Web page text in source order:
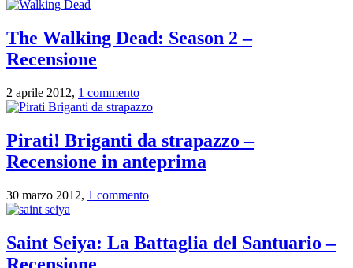
The Walking Dead: Season 2 –
Recensione
2 aprile 2012, 1 commento
Pirati! Briganti da strapazzo –
Recensione in anteprima
30 marzo 2012, 1 commento
Saint Seiya: La Battaglia del Santuario –
Recensione